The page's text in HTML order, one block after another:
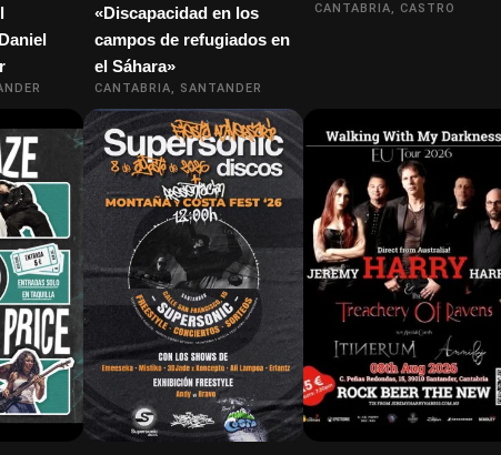
«Discapacidad en los
campos de refugiados en
el Sáhara»
CANTABRIA, SANTANDER
CANTABRIA, CASTRO